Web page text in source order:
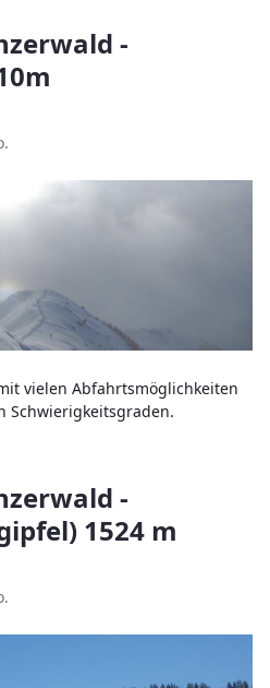
-
vielen Abfahrtsmöglichkeiten
Schwierigkeitsgraden.
-
1524 m